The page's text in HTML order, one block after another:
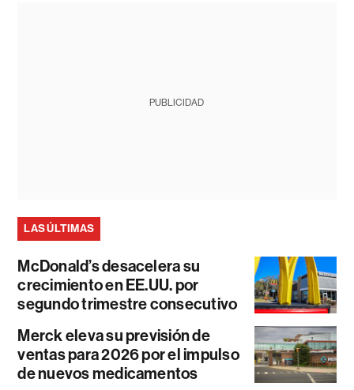
PUBLICIDAD
LAS ÚLTIMAS
McDonald’s desacelera su
crecimiento en EE.UU. por
segundo trimestre consecutivo
Merck eleva su previsión de
ventas para 2026 por el impulso
de nuevos medicamentos